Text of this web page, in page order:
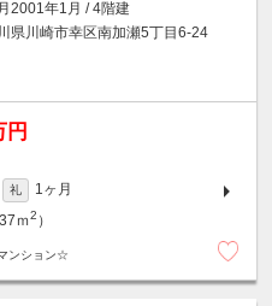
2001年1月 / 4階建
県川崎市幸区南加瀬5丁目6-24
円
礼
1ヶ月
ｍ2 ）
ンション☆